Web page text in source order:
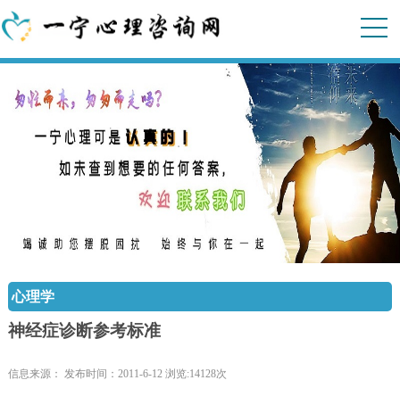
心理学
神经症诊断参考标准
信息来源： 发布时间：2011-6-12 浏览:14128次